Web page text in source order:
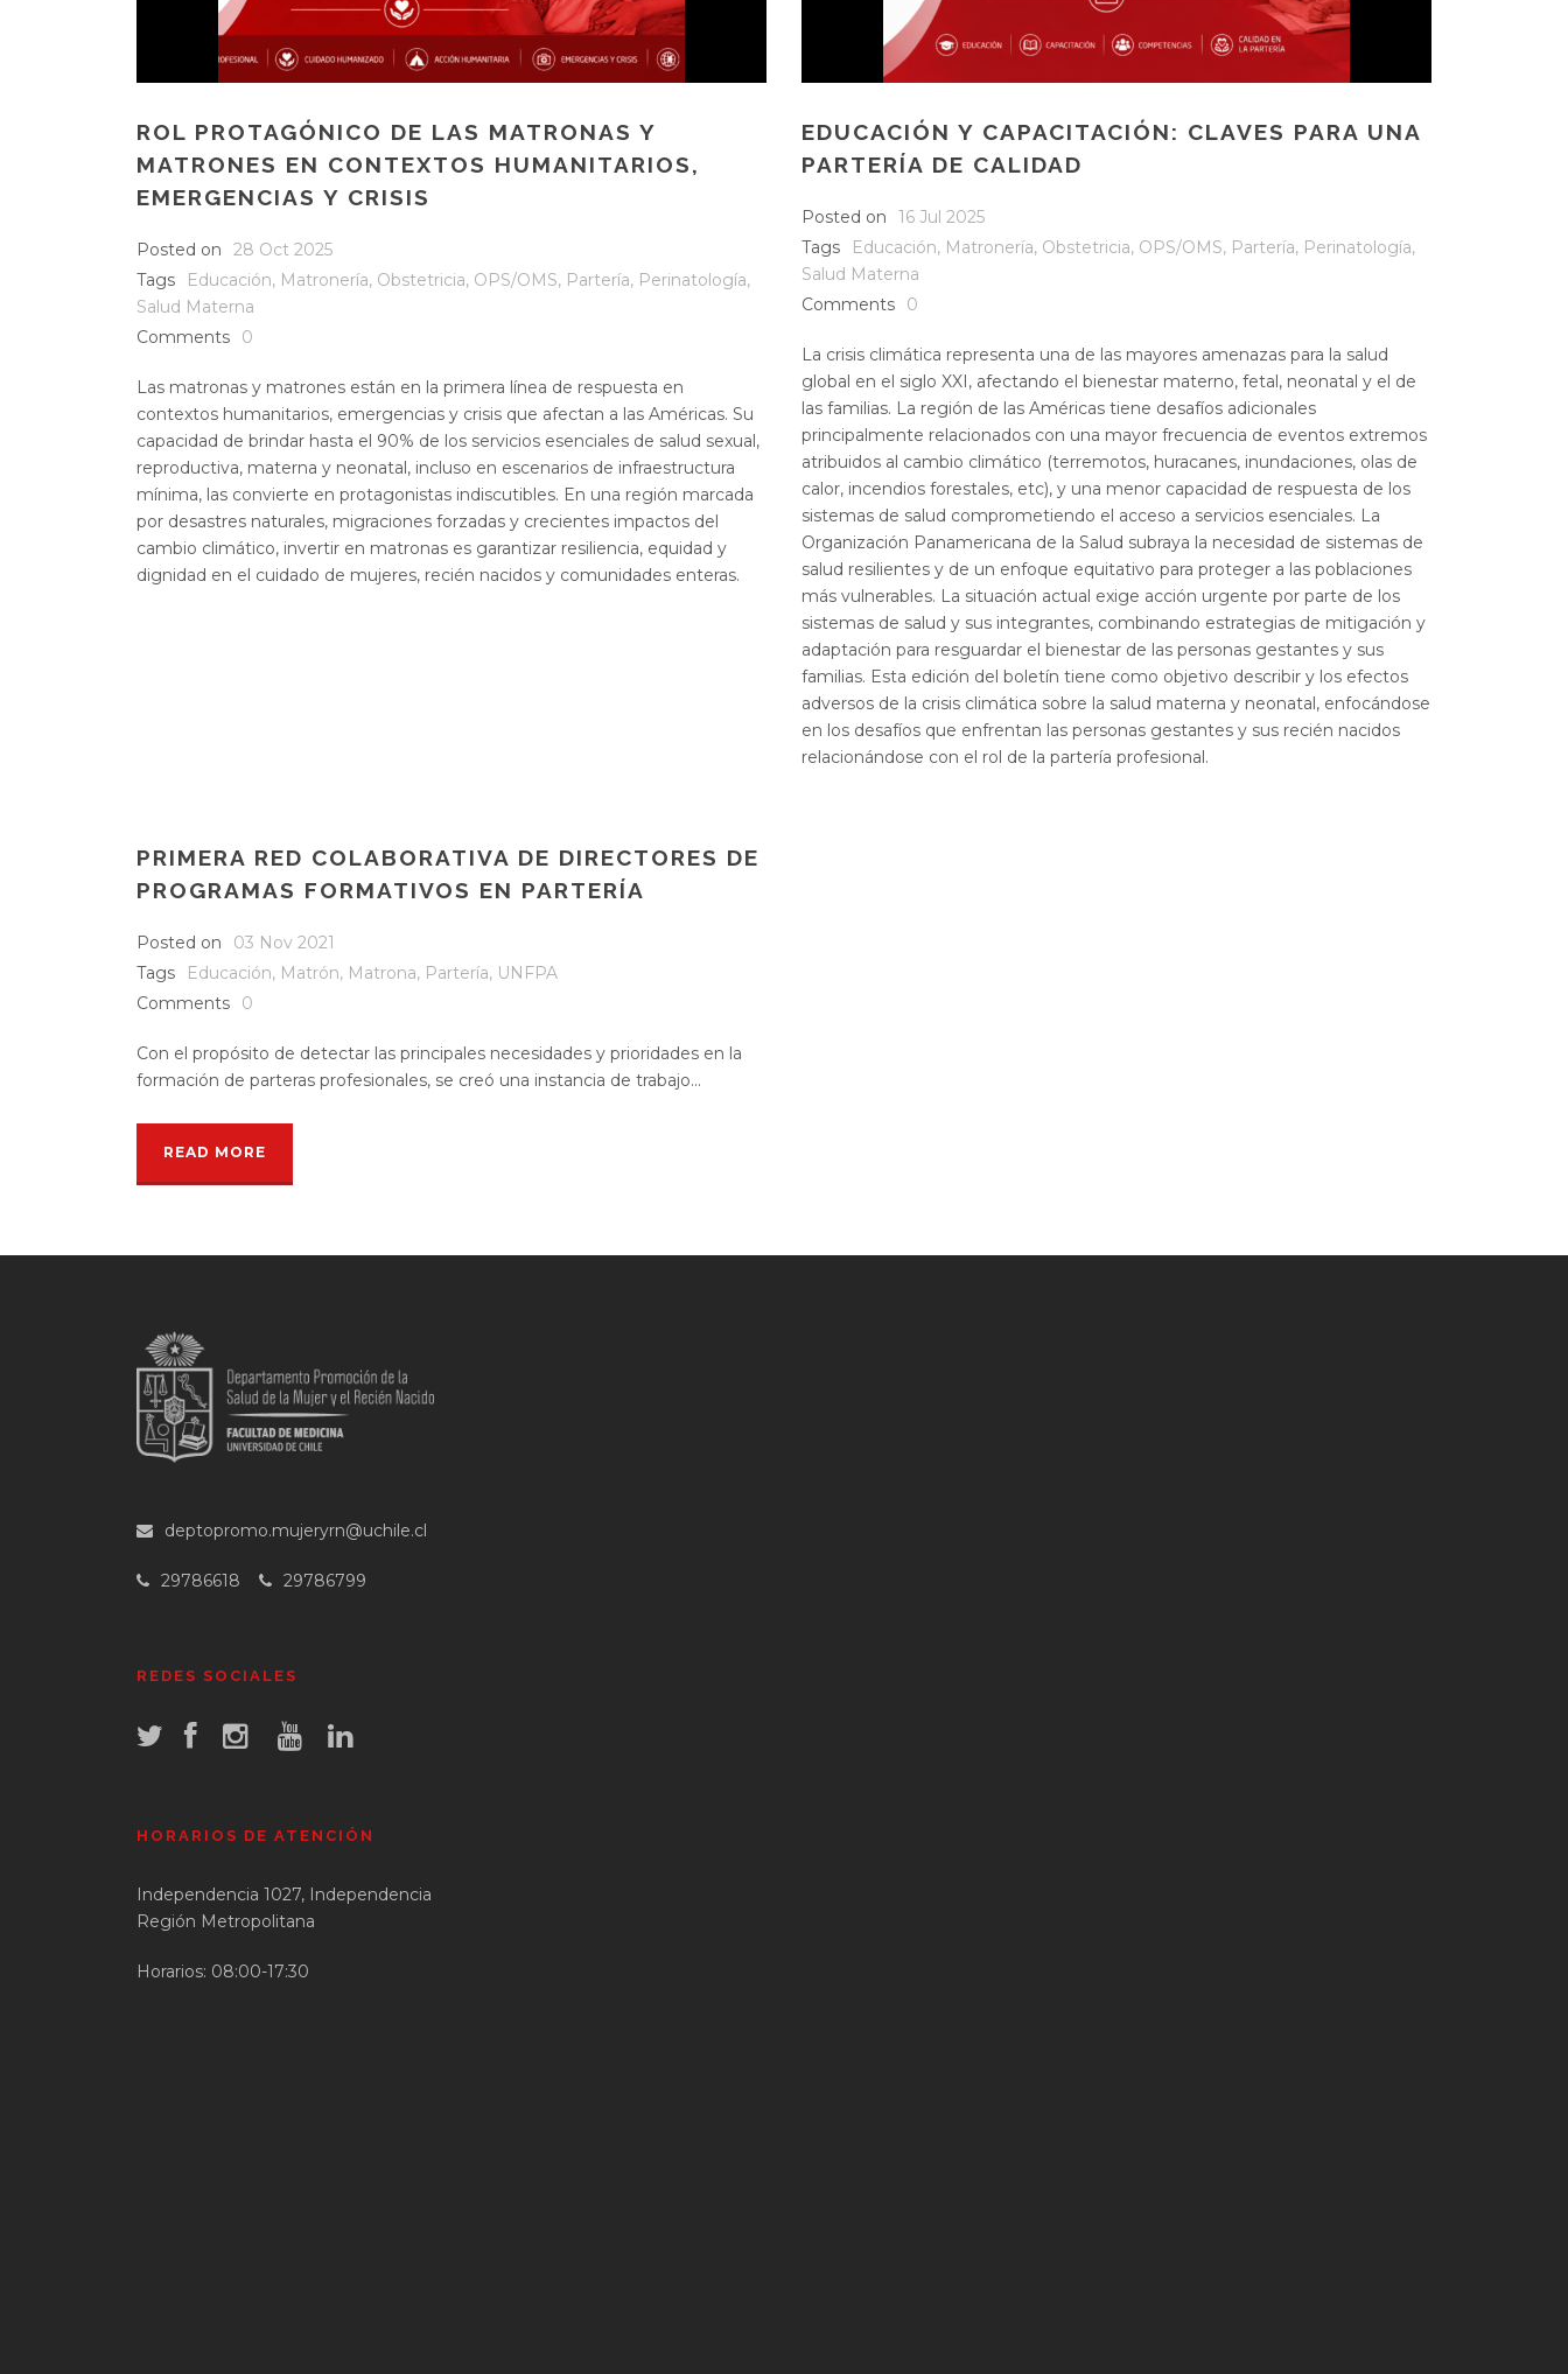
ROL PROTAGÓNICO DE LAS MATRONAS Y
MATRONES EN CONTEXTOS HUMANITARIOS,
EMERGENCIAS Y CRISIS
Posted on
28 Oct 2025
Tags
Educación, Matronería, Obstetricia, OPS/OMS, Partería, Perinatología,
Salud Materna
Comments
0
Las matronas y matrones están en la primera línea de respuesta en
contextos humanitarios, emergencias y crisis que afectan a las Américas. Su
capacidad de brindar hasta el 90% de los servicios esenciales de salud sexual,
reproductiva, materna y neonatal, incluso en escenarios de infraestructura
mínima, las convierte en protagonistas indiscutibles. En una región marcada
por desastres naturales, migraciones forzadas y crecientes impactos del
cambio climático, invertir en matronas es garantizar resiliencia, equidad y
dignidad en el cuidado de mujeres, recién nacidos y comunidades enteras.
EDUCACIÓN Y CAPACITACIÓN: CLAVES PARA UNA
PARTERÍA DE CALIDAD
Posted on
16 Jul 2025
Tags
Educación, Matronería, Obstetricia, OPS/OMS, Partería, Perinatología,
Salud Materna
Comments
0
La crisis climática representa una de las mayores amenazas para la salud
global en el siglo XXI, afectando el bienestar materno, fetal, neonatal y el de
las familias. La región de las Américas tiene desafíos adicionales
principalmente relacionados con una mayor frecuencia de eventos extremos
atribuidos al cambio climático (terremotos, huracanes, inundaciones, olas de
calor, incendios forestales, etc), y una menor capacidad de respuesta de los
sistemas de salud comprometiendo el acceso a servicios esenciales. La
Organización Panamericana de la Salud subraya la necesidad de sistemas de
salud resilientes y de un enfoque equitativo para proteger a las poblaciones
más vulnerables. La situación actual exige acción urgente por parte de los
sistemas de salud y sus integrantes, combinando estrategias de mitigación y
adaptación para resguardar el bienestar de las personas gestantes y sus
familias. Esta edición del boletín tiene como objetivo describir y los efectos
adversos de la crisis climática sobre la salud materna y neonatal, enfocándose
en los desafíos que enfrentan las personas gestantes y sus recién nacidos
relacionándose con el rol de la partería profesional.
PRIMERA RED COLABORATIVA DE DIRECTORES DE
PROGRAMAS FORMATIVOS EN PARTERÍA
Posted on
03 Nov 2021
Tags
Educación, Matrón, Matrona, Partería, UNFPA
Comments
0
Con el propósito de detectar las principales necesidades y prioridades en la
formación de parteras profesionales, se creó una instancia de trabajo...
READ MORE
deptopromo.mujeryrn@uchile.cl
29786618 29786799
REDES SOCIALES
HORARIOS DE ATENCIÓN
Independencia 1027, Independencia
Región Metropolitana
Horarios: 08:00-17:30